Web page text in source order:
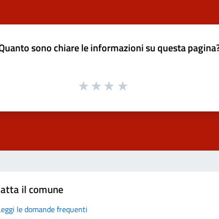
sono chiare le informazioni su questa
il comune
le domande frequenti